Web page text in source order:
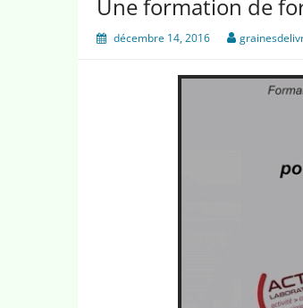
Une formation de
décembre 14, 2016